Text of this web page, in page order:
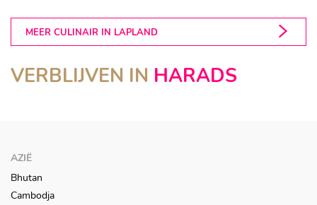
MEER CULINAIR IN LAPLAND
VERBLIJVEN IN HARADS
TREEHOTEL
Harads
AZIË
Bhutan
Cambodja